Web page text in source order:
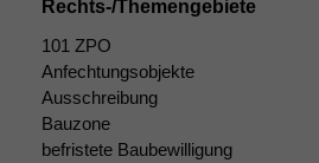
Rechts-/Themengebiete
101 ZPO
Anfechtungsobjekte
Ausschreibung
Bauzone
befristete Baubewilligung